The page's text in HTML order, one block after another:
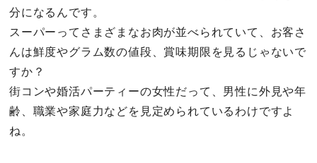
分になるんです。
スーパーってさまざまなお肉が並べられていて、お客さ
んは鮮度やグラム数の値段、賞味期限を見るじゃないで
すか？
街コンや婚活パーティーの女性だって、男性に外見や年
齢、職業や家庭力などを見定められているわけですよ
ね。